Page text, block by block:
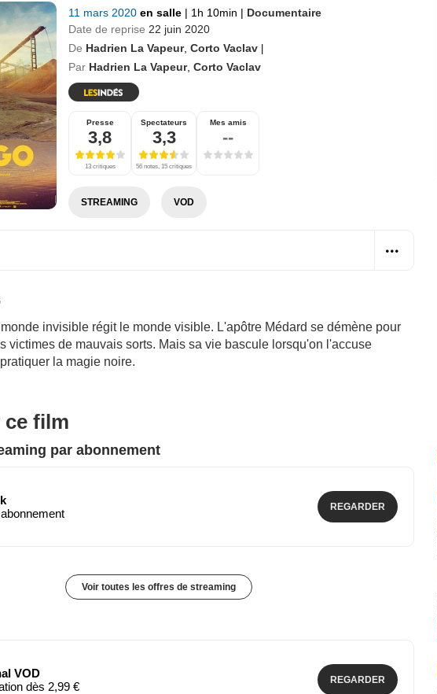
11 mars 2020 en salle | 1h 10min | Documentaire
Date de reprise 22 juin 2020
De Hadrien La Vapeur, Corto Vaclav |
Par Hadrien La Vapeur, Corto Vaclav
Presse
3,8
13 critiques
Spectateurs
3,3
56 notes, 15 critiques
Mes amis
--
STREAMING VOD
invisible régit le monde visible. L'apôtre Médard se démène pour
victimes de mauvais sorts. Mais sa vie bascule lorsqu'on l'accuse
la magie noire.
ce film
par abonnement
REGARDER
Voir toutes les offres de streaming
VOD
dès 2,99 €
REGARDER